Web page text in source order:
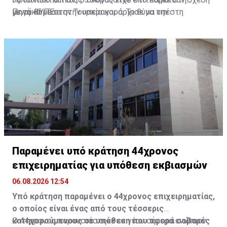
με το θύμα στην Τουρκία και άρχισε να την
γυναίκα μέσα στην υπεραγορά. Το θύμα υπέστη
θώρακα και την κοιλιακή χώρα, καθώς και βλάβες σε
εσωτερικά όργανα. Η κατάσταση υγείας της νεαρής
γυναίκας κρίνεται ως κρίσιμη.
Πηγή: ΚΥΠΕ
Παραμένει υπό κράτηση 44χρονος
επιχειρηματίας για υπόθεση εκβιασμών
06.08.2026 12:54
Υπό κράτηση παραμένει ο 44χρονος επιχειρηματίας,
ο οποίος είναι ένας από τους τέσσερις
κατηγορούμενους σε υπόθεση που αφορά σοβαρές
Ο 44χρονος παρουσιάστηκε εκ νέου σήμερα ενώπιον